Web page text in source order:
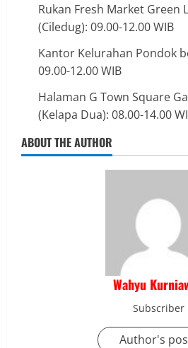
Rukan Fresh Market Green
(Ciledug): 09.00-12.00 WIB
Kantor Kelurahan Pondok
09.00-12.00 WIB
Halaman G Town Square
(Kelapa Dua): 08.00-14.00
ABOUT THE AUTHOR
Wahyu
Subscriber
Author's